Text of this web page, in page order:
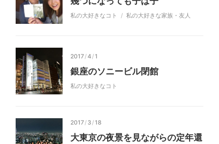
私の大好きなコト 私の大好きな家族・友人
2017/4 /1
銀座のソニービル閉館
私の大好きなコト
2017/ 3 /18
大東京の夜景を見ながらの定年還